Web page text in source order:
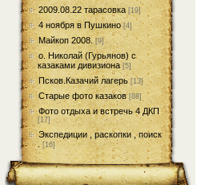
2009.08.22 тарасовка [19]
4 ноября в Пушкино [4]
Майкоп 2008. [9]
о. Николай (Гурьянов) с
казаками дивизиона [5]
Псков.Казачий лагерь [13]
Старые фото казаков [88]
Фото отдыха и встречь 4 ДКП
[17]
Экспедиции , раскопки , поиск
. [16]